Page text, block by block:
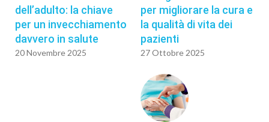
dell’adulto: la chiave
per un invecchiamento
davvero in salute
20 Novembre 2025
per migliorare la cura e
la qualità di vita dei
pazienti
27 Ottobre 2025